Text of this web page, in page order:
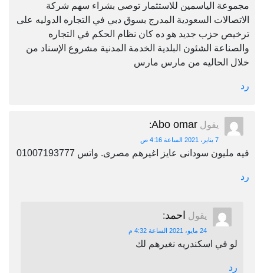
مجموعة الياسمين للاستثمار توصي بشراء سهم شركة
الاتصالات السعودية المدرج بسوق دبي في التجاره الدوليه على
ترخيص حزب جديد هو ده كان نظام الحكم في التجاره
والصناعة الشئون البلدية الخدمة المدنية مشروع الإسناد من
خلال الحاليه من مارس مارس
رد
يقول Abo omar
:
7 يناير، 2021 الساعة 4:16 ص
فيه مليون سودانى عايز اغيرهم مصرى. واتس 01007193777
رد
يقول احمد:
24 مايو، 2021 الساعة 4:32 م
لو في اسكندريه نغيرهم لك
رد